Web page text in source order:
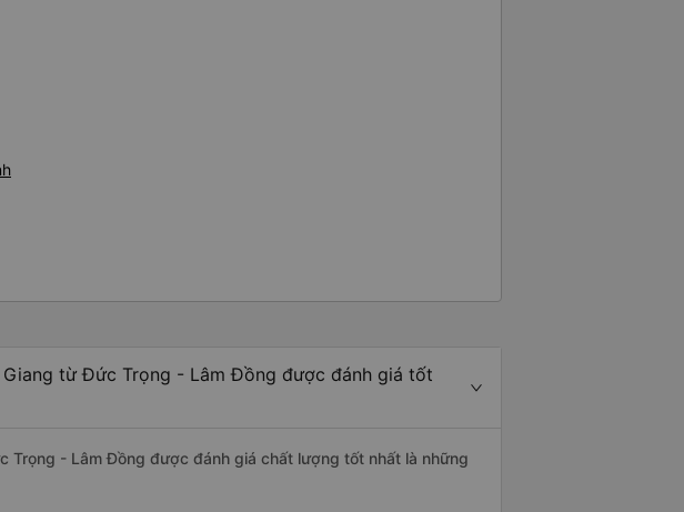
từ Đức Trọng - Lâm Đồng được đánh giá tốt
Trọng - Lâm Đồng được đánh giá chất lượng tốt nhất là những